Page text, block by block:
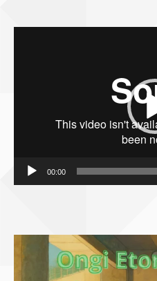
00:00